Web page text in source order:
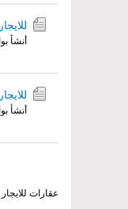
أنشأ
أنشأ
عقارات